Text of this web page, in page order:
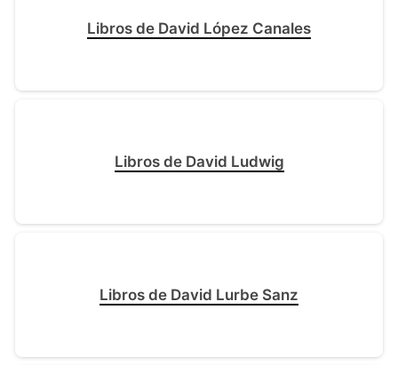
Libros de David López Canales
Libros de David Ludwig
Libros de David Lurbe Sanz